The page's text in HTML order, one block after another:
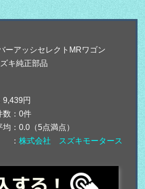
ーアッシセレクトMRワゴン
キ純正部品
9,439円
数：0件
：0.0（5点満点）
： 株式会社 スズキモータース